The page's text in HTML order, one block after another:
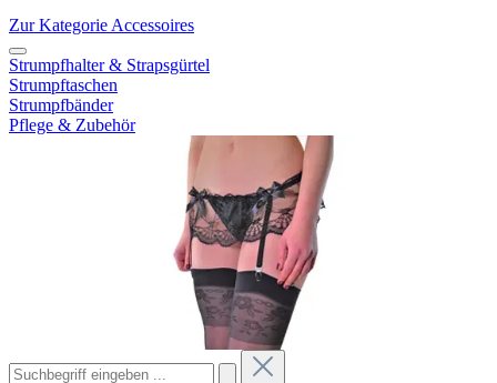
Zur Kategorie Accessoires
Strumpfhalter & Strapsgürtel
Strumpftaschen
Strumpfbänder
Pflege & Zubehör